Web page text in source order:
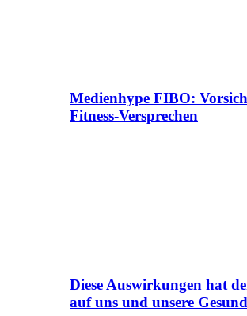
Medienhype FIBO:
Fitness-Versprechen
Diese Auswirkungen hat
auf uns und unsere